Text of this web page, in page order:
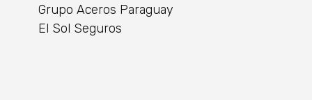
Grupo Aceros Paraguay
El Sol Seguros